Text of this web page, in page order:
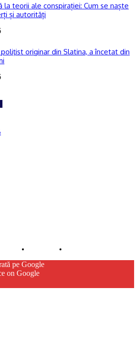
la teorii ale conspirației: Cum se naște
și autorități
originar din Slatina, a încetat din
pe Google